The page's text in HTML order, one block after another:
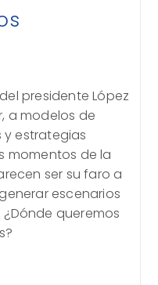
presidente López
a modelos de
estrategias
momentos de la
ser su faro a
escenarios
queremos